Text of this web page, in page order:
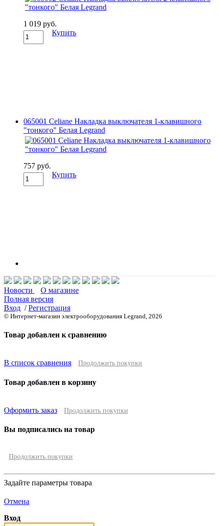
1 019 руб.
Купить
065001 Celiane Накладка выключателя 1-клавишного
"тонкого" Белая Legrand
757 руб.
Купить
Новости
О магазине
Полная версия
Вход /Регистрация
© Интернет-магазин электрооборудования Legrand, 2026
Товар добавлен к сравнению
В список сравнения Продолжить покупки
Товар добавлен в корзину
Оформить заказ Продолжить покупки
Вы подписались на товар
Продолжить покупки
Задайте параметры товара
Отмена
Вход